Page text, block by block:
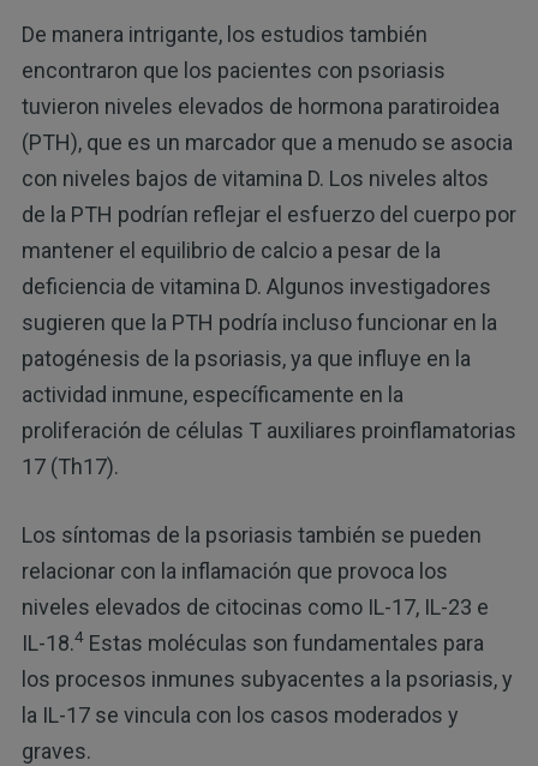
De manera intrigante, los estudios también
encontraron que los pacientes con psoriasis
tuvieron niveles elevados de hormona paratiroidea
(PTH), que es un marcador que a menudo se asocia
con niveles bajos de vitamina D. Los niveles altos
de la PTH podrían reflejar el esfuerzo del cuerpo por
mantener el equilibrio de calcio a pesar de la
deficiencia de vitamina D. Algunos investigadores
sugieren que la PTH podría incluso funcionar en la
patogénesis de la psoriasis, ya que influye en la
actividad inmune, específicamente en la
proliferación de células T auxiliares proinflamatorias
17 (Th17).
Los síntomas de la psoriasis también se pueden
relacionar con la inflamación que provoca los
niveles elevados de citocinas como IL-17, IL-23 e
IL-18.4Estas moléculas son fundamentales para
los procesos inmunes subyacentes a la psoriasis, y
la IL-17 se vincula con los casos moderados y
graves.